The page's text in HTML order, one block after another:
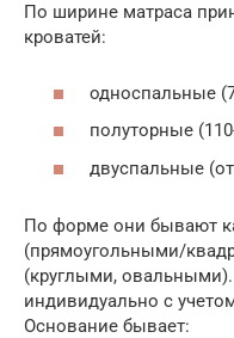
По ширине матраса
кроватей:
односпальные
полуторные
двуспальные
По форме они бывают
(прямоугольными/
(круглыми,
индивидуально с
Основание бывает: